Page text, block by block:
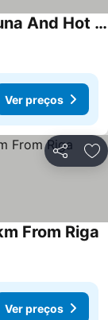
Romantic Tiny Cottage With Sauna And Hot Tub
Ver preços
Partilhar
From Riga
Ver preços